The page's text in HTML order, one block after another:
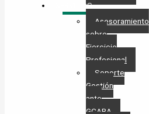
SERVICIOS
Asesoramiento
sobre
Ejercicio
Profesional
Soporte
Gestión
ante
GCABA